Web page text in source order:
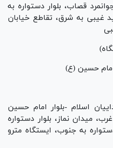
قصاب، بلوار دستواره به
غیبی به شرق، تقاطع خیابان
امام حسین (ع)
اسلام -بلوار امام حسین
میدان نماز، بلوار دستواره
به جنوب، ایستگاه مترو